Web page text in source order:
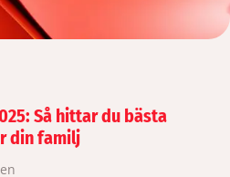
Så hittar du bästa
din familj